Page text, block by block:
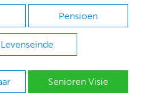
Pensioen
Levenseinde
Senioren Visie